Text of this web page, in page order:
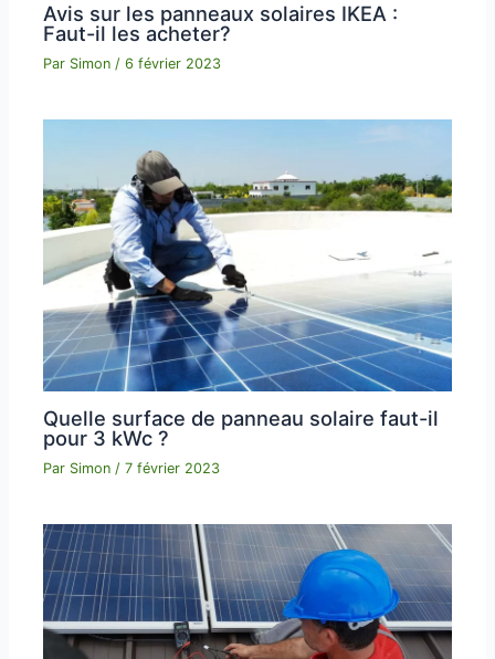
Avis sur les panneaux solaires IKEA :
Faut-il les acheter?
Par Simon/6 février 2023
Quelle surface de panneau solaire faut-il
pour 3 kWc ?
Par Simon/7 février 2023